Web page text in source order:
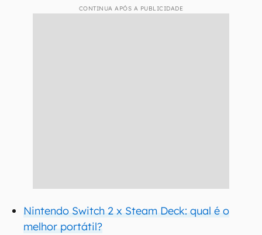
CONTINUA APÓS A PUBLICIDADE
Nintendo Switch 2 x Steam Deck: qual é o
melhor portátil?